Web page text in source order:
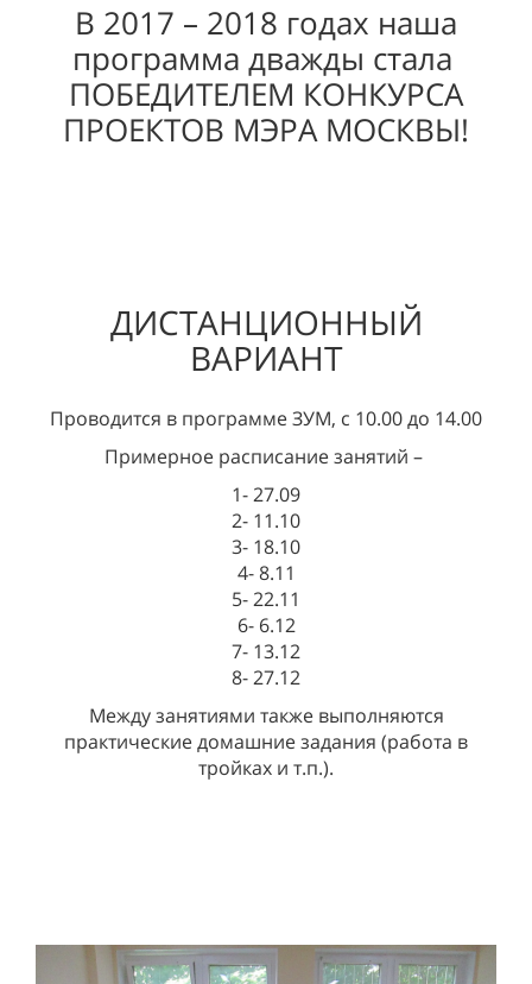
В 2017 – 2018 годах наша
программа дважды стала
ПОБЕДИТЕЛЕМ КОНКУРСА
ПРОЕКТОВ МЭРА МОСКВЫ!
ДИСТАНЦИОННЫЙ
ВАРИАНТ
Проводится в программе ЗУМ, с 10.00 до 14.00
Примерное расписание занятий –
1- 27.09
2- 11.10
3- 18.10
4- 8.11
5- 22.11
6- 6.12
7- 13.12
8- 27.12
Между занятиями также выполняются
практические домашние задания (работа в
тройках и т.п.).